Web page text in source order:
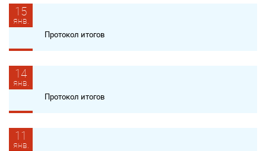
15
янв.
Протокол итогов
14
янв.
Протокол итогов
11
янв.